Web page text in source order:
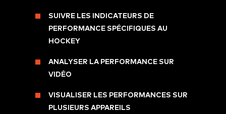
SUIVRE LES INDICATEURS DE
PERFORMANCE SPÉCIFIQUES AU
HOCKEY
ANALYSER LA PERFORMANCE SUR
VIDÉO
VISUALISER LES PERFORMANCES SUR
PLUSIEURS APPAREILS